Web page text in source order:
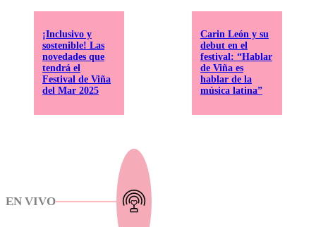
¡Inclusivo y
sostenible! Las
novedades que
tendrá el
Festival de Viña
del Mar 2025
Carin León y su
debut en el
festival: “Hablar
de Viña es
hablar de la
música latina”
EN VIVO